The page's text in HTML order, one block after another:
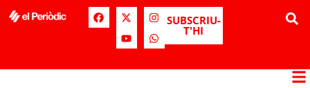
SUBSCRIU-
T'HI